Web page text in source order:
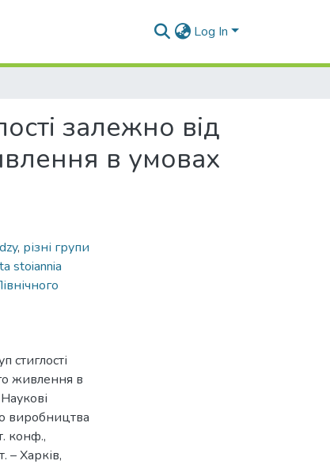
Log In
залежно від
в умовах
, різні групи
stoiannia
стиглості
живлення в
виробництва
конф.,
– Харків,